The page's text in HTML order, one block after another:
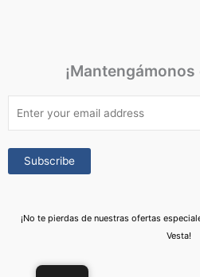
¡No te pierdas de nuestras ofertas
Vesta!